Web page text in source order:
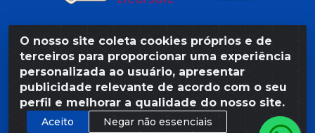
O nosso site coleta cookies próprios e de
terceiros para proporcionar uma experiência
personalizada ao usuário, apresentar
publicidade relevante de acordo com o seu
perfil e melhorar a qualidade do nosso site.
Aceito Negar não essenciais
Razão Social: Armazém Coral LTDA - Rua da Praia,
103 - São José - Recife/PE - CEP 50020-550 -
CNPJ 11.623.188/0027-80